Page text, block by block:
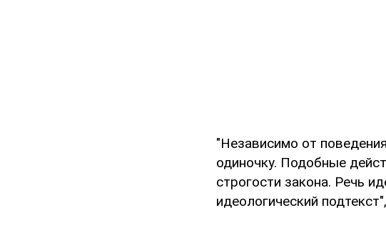
"Независимо от
одиночку. Подобные
строгости закона. Речь
идеологический